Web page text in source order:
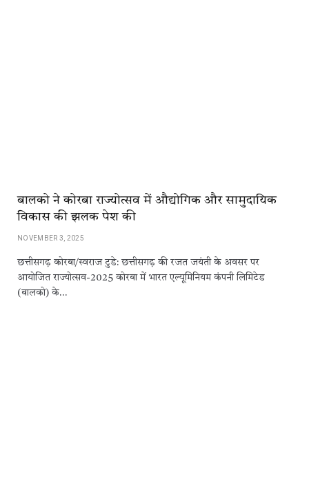
बालको ने कोरबा राज्योत्सव में औद्योगिक और सामुदायिक
विकास की झलक पेश की
NOVEMBER 3, 2025
छत्तीसगढ़ कोरबा/स्वराज टुडे: छत्तीसगढ़ की रजत जयंती के अवसर पर
आयोजित राज्योत्सव-2025 कोरबा में भारत एल्यूमिनियम कंपनी लिमिटेड
(बालको) के…